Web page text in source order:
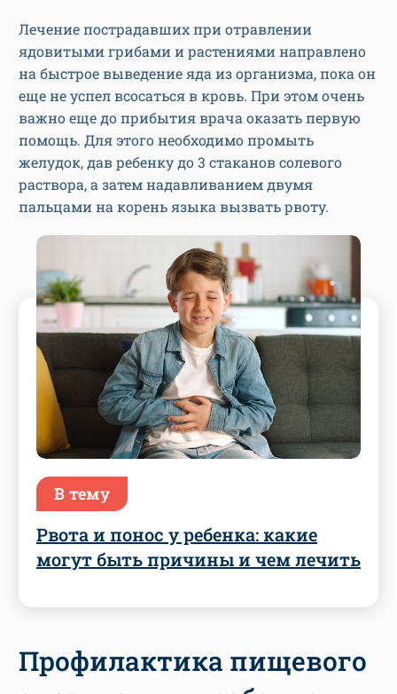
Лечение пострадавших при отравлении
ядовитыми грибами и растениями направлено
на быстрое выведение яда из организма, пока он
еще не успел всосаться в кровь. При этом очень
важно еще до прибытия врача оказать первую
помощь. Для этого необходимо промыть
желудок, дав ребенку до 3 стаканов солевого
раствора, а затем надавливанием двумя
пальцами на корень языка вызвать рвоту.
В тему
Рвота и понос у ребенка: какие
могут быть причины и чем лечить
Профилактика пищевого